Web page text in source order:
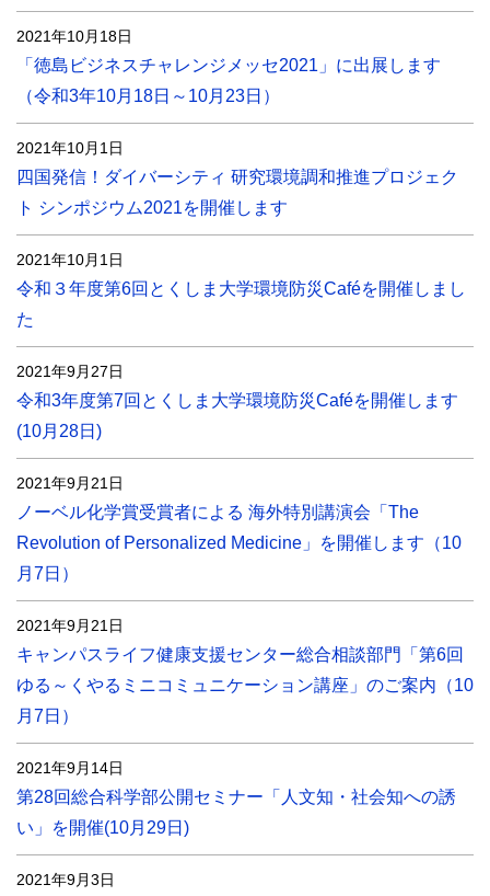
2021年10月18日
「徳島ビジネスチャレンジメッセ2021」に出展します
（令和3年10月18日～10月23日）
2021年10月1日
四国発信！ダイバーシティ 研究環境調和推進プロジェク
ト シンポジウム2021を開催します
2021年10月1日
令和３年度第6回とくしま大学環境防災Caféを開催しまし
た
2021年9月27日
令和3年度第7回とくしま大学環境防災Caféを開催します
(10月28日)
2021年9月21日
ノーベル化学賞受賞者による 海外特別講演会「The
Revolution of Personalized Medicine」を開催します（10
月7日）
2021年9月21日
キャンパスライフ健康支援センター総合相談部門「第6回
ゆる～くやるミニコミュニケーション講座」のご案内（10
月7日）
2021年9月14日
第28回総合科学部公開セミナー「人文知・社会知への誘
い」を開催(10月29日)
2021年9月3日